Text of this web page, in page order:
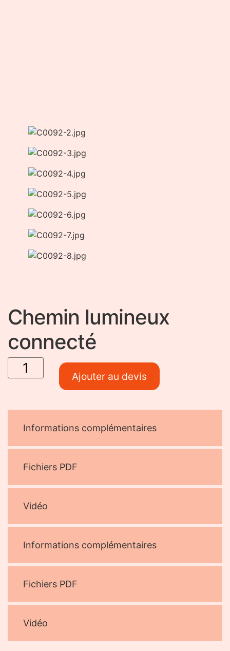
Chemin lumineux
connecté
quantité
de
Chemin
lumineux
Ajouter au devis
Informations complémentaires
Fichiers PDF
Vidéo
Informations complémentaires
Fichiers PDF
Vidéo